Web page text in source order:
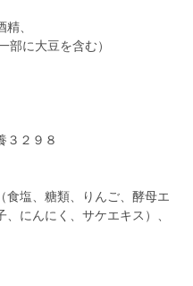
、
大豆を含む）
９８
食塩、糖類、りんご、酵母エ
にんにく、サケエキス）、